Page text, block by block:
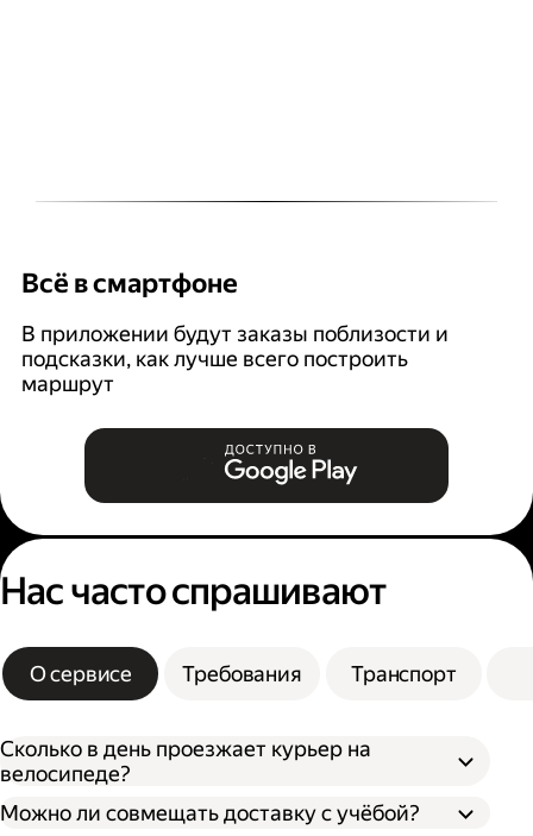
Всё в смартфоне
В приложении будут заказы поблизости и
подсказки, как лучше всего построить
маршрут
Нас часто спрашивают
О сервисе Требования Транспорт
Сколько в день проезжает курьер на
велосипеде?
Можно ли совмещать доставку с учёбой?